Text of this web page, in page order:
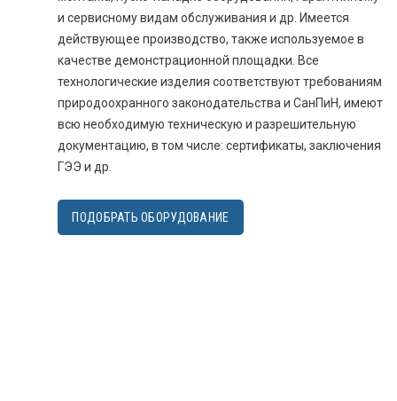
и сервисному видам обслуживания и др. Имеется
действующее производство, также используемое в
качестве демонстрационной площадки. Все
технологические изделия соответствуют требованиям
природоохранного законодательства и СанПиН, имеют
всю необходимую техническую и разрешительную
документацию, в том числе: сертификаты, заключения
ГЭЭ и др.
ПОДОБРАТЬ ОБОРУДОВАНИЕ